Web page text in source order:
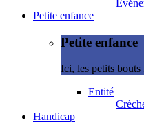
Petite enfance
Petite enfance
Ici, les petits
Entité
Handicap